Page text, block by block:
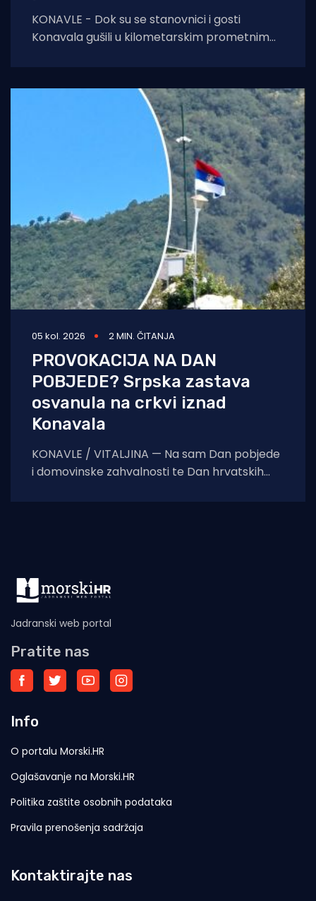
KONAVLE - Dok su se stanovnici i gosti
Konavala gušili u kilometarskim prometnim
05 kol. 2026 2 MIN. ČITANJA
PROVOKACIJA NA DAN
POBJEDE? Srpska zastava
osvanula na crkvi iznad
Konavala
KONAVLE / VITALJINA — Na sam Dan pobjede
i domovinske zahvalnosti te Dan hrvatskih
Jadranski web portal
Pratite nas
Info
O portalu Morski.HR
Oglašavanje na Morski.HR
Politika zaštite osobnih podataka
Pravila prenošenja sadržaja
Kontaktirajte nas